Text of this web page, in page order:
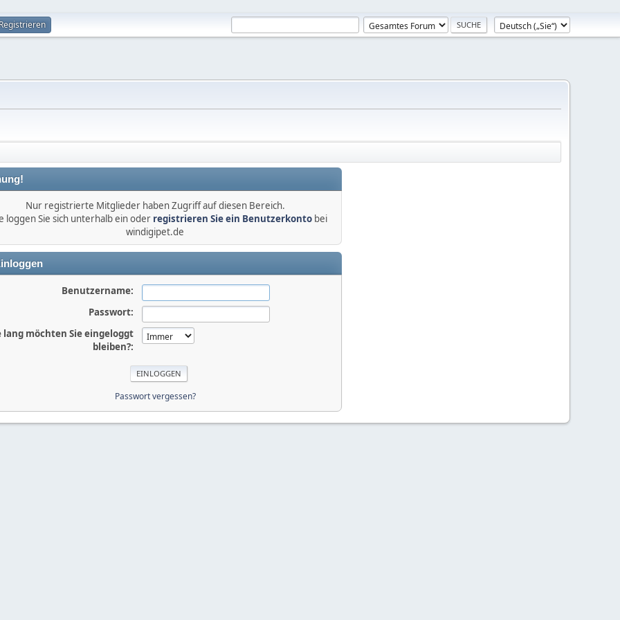
Nur registrierte Mitglieder haben Zugriff auf diesen Bereich.
loggen Sie sich unterhalb ein oder registrieren Sie ein Benutzerkontobei
windigipet.de
Benutzername:
Passwort:
lang möchten Sie eingeloggt
bleiben?:
Passwort vergessen?